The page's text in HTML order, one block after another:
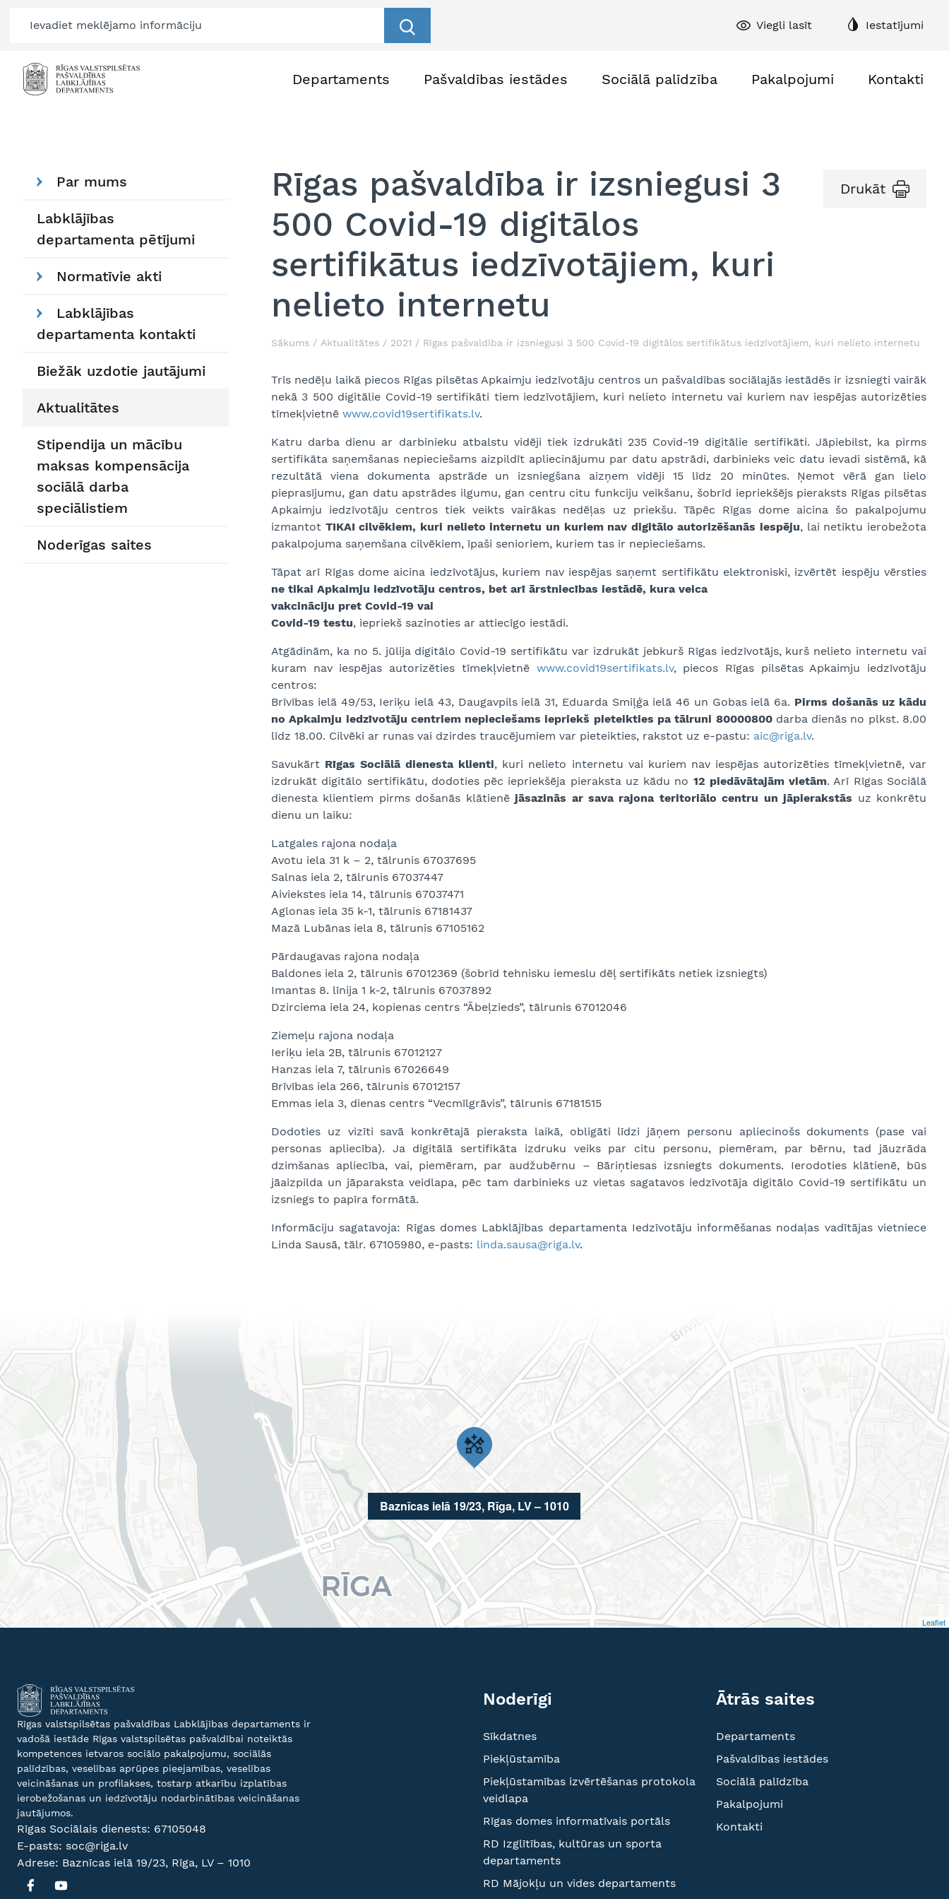
Viegli lasīt Iestatījumi
Departaments Pašvaldības iestādes Sociālā palīdzība Pakalpojumi Kontakti
Par mums
Labklājības
departamenta pētījumi
Normatīvie akti
Labklājības
departamenta kontakti
Biežāk uzdotie jautājumi
Aktualitātes
Stipendija un mācību
maksas kompensācija
sociālā darba
speciālistiem
Noderīgas saites
Rīgas pašvaldība ir izsniegusi 3
500 Covid-19 digitālos
sertifikātus iedzīvotājiem, kuri
nelieto internetu
Drukāt
Sākums Aktualitātes 2021 Rīgas pašvaldība ir izsniegusi 3 500 Covid-19 digitālos sertifikātus iedzīvotājiem, kuri nelieto internetu
Trīs nedēļu laikā piecos Rīgas pilsētas Apkaimju iedzīvotāju centros un pašvaldības sociālajās iestādēs ir izsniegti vairāk
nekā 3 500 digitālie Covid-19 sertifikāti tiem iedzīvotājiem, kuri nelieto internetu vai kuriem nav iespējas autorizēties
tīmekļvietnē www.covid19sertifikats.lv.
Katru darba dienu ar darbinieku atbalstu vidēji tiek izdrukāti 235 Covid-19 digitālie sertifikāti. Jāpiebilst, ka pirms
sertifikāta saņemšanas nepieciešams aizpildīt apliecinājumu par datu apstrādi, darbinieks veic datu ievadi sistēmā, kā
rezultātā viena dokumenta apstrāde un izsniegšana aizņem vidēji 15 līdz 20 minūtes. Ņemot vērā gan lielo
pieprasījumu, gan datu apstrādes ilgumu, gan centru citu funkciju veikšanu, šobrīd iepriekšējs pieraksts Rīgas pilsētas
Apkaimju iedzīvotāju centros tiek veikts vairākas nedēļas uz priekšu. Tāpēc Rīgas dome aicina šo pakalpojumu
izmantot TIKAI cilvēkiem, kuri nelieto internetu un kuriem nav digitālo autorizēšanās iespēju, lai netiktu ierobežota
pakalpojuma saņemšana cilvēkiem, īpaši senioriem, kuriem tas ir nepieciešams.
Tāpat arī Rīgas dome aicina iedzīvotājus, kuriem nav iespējas saņemt sertifikātu elektroniski, izvērtēt iespēju vērsties
ne tikai Apkaimju iedzīvotāju centros, bet arī ārstniecības iestādē, kura veica
vakcināciju pret Covid-19 vai
Covid-19 testu, iepriekš sazinoties ar attiecīgo iestādi.
Atgādinām, ka no 5. jūlija digitālo Covid-19 sertifikātu var izdrukāt jebkurš Rīgas iedzīvotājs, kurš nelieto internetu vai
kuram nav iespējas autorizēties tīmekļvietnē www.covid19sertifikats.lv, piecos Rīgas pilsētas Apkaimju iedzīvotāju
centros:
Brīvības ielā 49/53, Ieriķu ielā 43, Daugavpils ielā 31, Eduarda Smiļģa ielā 46 un Gobas ielā 6a. Pirms došanās uz kādu
no Apkaimju iedzīvotāju centriem nepieciešams iepriekš pieteikties pa tālruni 80000800 darba dienās no plkst. 8.00
līdz 18.00. Cilvēki ar runas vai dzirdes traucējumiem var pieteikties, rakstot uz e-pastu: aic@riga.lv.
Savukārt Rīgas Sociālā dienesta klienti, kuri nelieto internetu vai kuriem nav iespējas autorizēties tīmekļvietnē, var
izdrukāt digitālo sertifikātu, dodoties pēc iepriekšēja pieraksta uz kādu no 12 piedāvātajām vietām. Arī Rīgas Sociālā
dienesta klientiem pirms došanās klātienējāsazinās ar sava rajona teritoriālo centru un jāpierakstās uz konkrētu
dienu un laiku:
Latgales rajona nodaļa
Avotu iela 31 k – 2, tālrunis 67037695
Salnas iela 2, tālrunis 67037447
Aiviekstes iela 14, tālrunis 67037471
Aglonas iela 35 k-1, tālrunis 67181437
Mazā Lubānas iela 8, tālrunis 67105162
Pārdaugavas rajona nodaļa
Baldones iela 2, tālrunis 67012369 (šobrīd tehnisku iemeslu dēļ sertifikāts netiek izsniegts)
Imantas 8. līnija 1 k-2, tālrunis 67037892
Dzirciema iela 24, kopienas centrs “Ābeļzieds”, tālrunis 67012046
Ziemeļu rajona nodaļa
Ieriķu iela 2B, tālrunis 67012127
Hanzas iela 7, tālrunis 67026649
Brīvības iela 266, tālrunis 67012157
Emmas iela 3, dienas centrs “Vecmīlgrāvis”, tālrunis 67181515
Dodoties uz vizīti savā konkrētajā pieraksta laikā, obligāti līdzi jāņem personu apliecinošs dokuments (pase vai
personas apliecība). Ja digitālā sertifikāta izdruku veiks par citu personu, piemēram, par bērnu, tad jāuzrāda
dzimšanas apliecība, vai, piemēram, par audžubērnu – Bāriņtiesas izsniegts dokuments. Ierodoties klātienē, būs
jāaizpilda un jāparaksta veidlapa, pēc tam darbinieks uz vietas sagatavos iedzīvotāja digitālo Covid-19 sertifikātu un
izsniegs to papīra formātā.
Informāciju sagatavoja: Rīgas domes Labklājības departamenta Iedzīvotāju informēšanas nodaļas vadītājas vietniece
Linda Sausā, tālr. 67105980, e-pasts: linda.sausa@riga.lv.
Baznīcas ielā 19/23, Rīga, LV – 1010
Leaflet
Rīgas valstspilsētas pašvaldības Labklājības departaments ir
vadošā iestāde Rīgas valstspilsētas pašvaldībai noteiktās
kompetences ietvaros sociālo pakalpojumu, sociālās
palīdzības, veselības aprūpes pieejamības, veselības
veicināšanas un profilakses, tostarp atkarību izplatības
ierobežošanas un iedzīvotāju nodarbinātības veicināšanas
jautājumos.
Rīgas Sociālais dienests: 67105048
E-pasts: soc@riga.lv
Adrese: Baznīcas ielā 19/23, Rīga, LV – 1010
Noderīgi
Sīkdatnes
Piekļūstamība
Piekļūstamības izvērtēšanas protokola
veidlapa
Rīgas domes informatīvais portāls
RD Izglītības, kultūras un sporta
departaments
RD Mājokļu un vides departaments
Ātrās saites
Departaments
Pašvaldības iestādes
Sociālā palīdzība
Pakalpojumi
Kontakti